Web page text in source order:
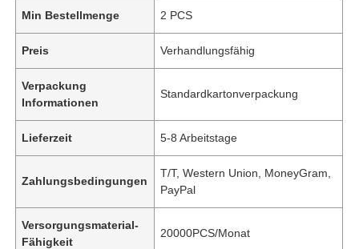
Min Bestellmenge 2 PCS
Preis Verhandlungsfähig
Verpackung
Informationen
Standardkartonverpackung
Lieferzeit 5-8 Arbeitstage
Zahlungsbedingungen
T/T, Western Union, MoneyGram,
PayPal
Versorgungsmaterial-
Fähigkeit
20000PCS/Monat